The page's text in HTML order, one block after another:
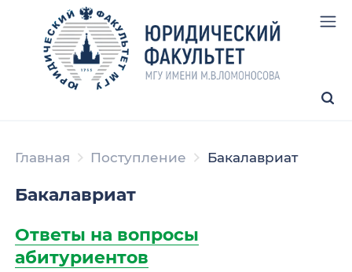
Главная Поступление Бакалавриат
Бакалавриат
Ответы на вопросы
абитуриентов